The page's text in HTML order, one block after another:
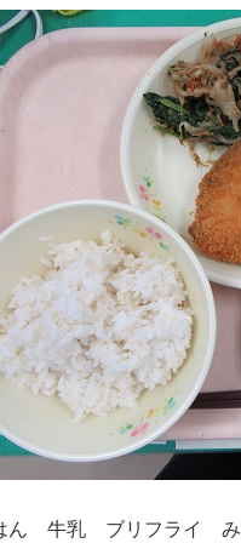
ん 牛乳 ブリフライ み